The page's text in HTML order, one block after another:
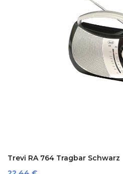
Trevi RA 764 Tragbar Schwarz